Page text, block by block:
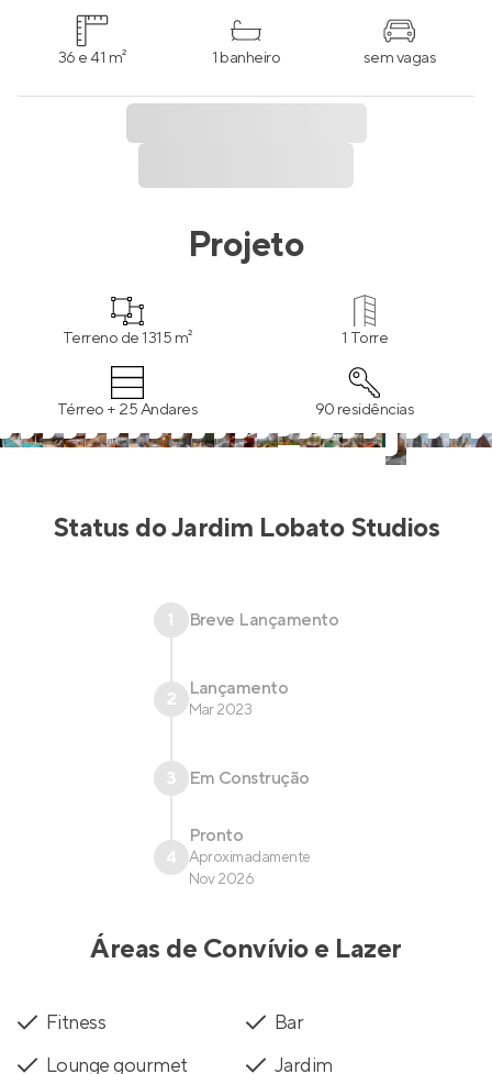
36 e 41 m² 1 banheiro sem vagas
Projeto
Terreno de 1315 m² 1 Torre
Térreo + 25 Andares 90 residências
Status doJardim Lobato Studios
1 Breve Lançamento
2 Lançamento
Mar 2023
3 Em Construção
4
Pronto
Aproximadamente
Nov 2026
Áreas de Convívio e Lazer
Fitness
Bar
Lounge gourmet
Jardim